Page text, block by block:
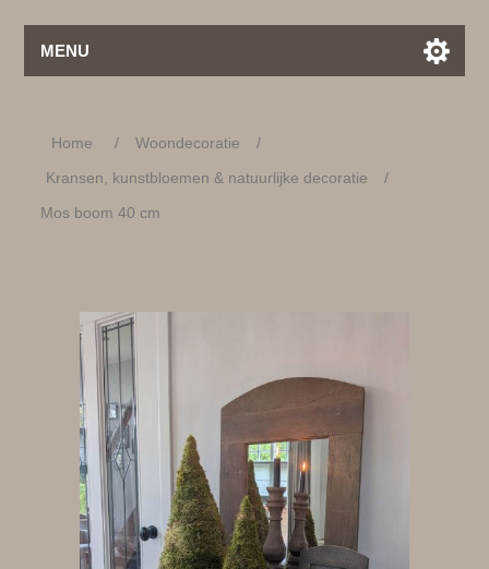
MENU
Home / Woondecoratie
/
Kransen, kunstbloemen & natuurlijke decoratie
/
Mos boom 40 cm